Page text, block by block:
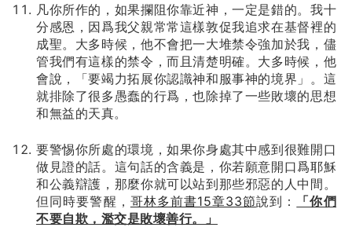
凡你所作的，如果攔阻你靠近神，一定是錯的。我十
分感恩，因爲我父親常常這樣敦促我追求在基督裡的
成聖。大多時候，他不會把一大堆禁令強加於我，儘
管我們有這樣的禁令，而且清楚明確。大多時候，他
會說，「要竭力拓展你認識神和服事神的境界」。這
就排除了很多愚蠢的行爲，也除掉了一些敗壞的思想
和無益的天真。
要警惕你所處的環境，如果你身處其中感到很難開口
做見證的話。這句話的含義是，你若願意開口爲耶穌
和公義辯護，那麼你就可以站到那些邪惡的人中間。
但同時要警醒， 哥林多前書15章33節說到：
「你們
不要自欺，濫交是敗壞善行。」